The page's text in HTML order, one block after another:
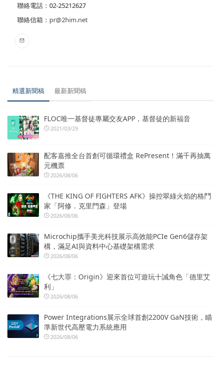
聯絡電話：02-25212627
聯絡信箱： pr@2him.net
精選新聞稿 最新新聞稿
FLOC唯一基督徒專屬交友APP，基督徒的新福音
2021/03/29
配客嘉推全台首創可循環禮盒 RePresent！滿千再抽萬
元機票
2026/08/06
《THE KING OF FIGHTERS AFK》操控翠綠火焰的格鬥
家「阿修．克里門森」登場
2026/08/06
Microchip攜手美光科技展示高效能PCIe Gen6儲存架
構，滿足AI與資料中心基礎架構需求
2026/08/06
《七大罪：Origin》迎來首位可遊玩十誡角色「德里艾
利」
2026/08/06
Power Integrations展示全球首創2200V GaN技術，瞄
準新世代高壓電力系統應用
2026/08/06